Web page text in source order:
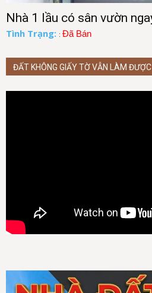
Nhà 1 lầu có sân vườn
Tình Trạng: : Đã Bán
ĐẤT KHÔNG GIẤY TỜ VẪN LÀM